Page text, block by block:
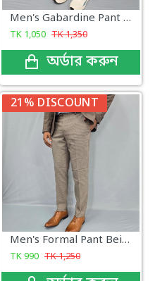
Men's Gabardine Pant Copper Brown
TK 1,050 TK1,350
অর্ডার করুন
21% DISCOUNT
Men's Formal Pant Beige Brown With micro Pattern
TK990 TK1,250